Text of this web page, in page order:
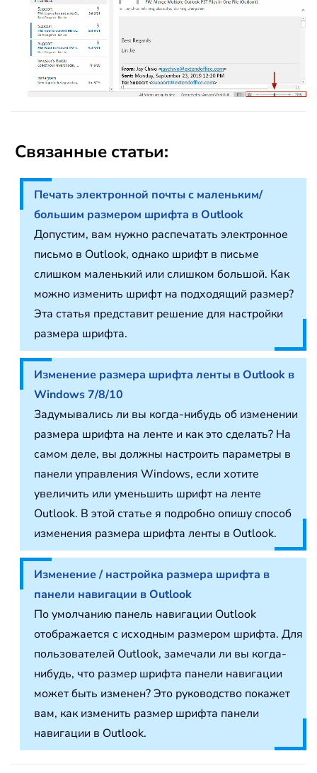
Связанные статьи:
Печать электронной почты с маленьким/
большим размером шрифта в Outlook
Допустим, вам нужно распечатать электронное
письмо в Outlook, однако шрифт в письме
слишком маленький или слишком большой. Как
можно изменить шрифт на подходящий размер?
Эта статья представит решение для настройки
размера шрифта.
Изменение размера шрифта ленты в Outlook в
Windows 7/8/10
Задумывались ли вы когда-нибудь об изменении
размера шрифта на ленте и как это сделать? На
самом деле, вы должны настроить параметры в
панели управления Windows, если хотите
увеличить или уменьшить шрифт на ленте
Outlook. В этой статье я подробно опишу способ
изменения размера шрифта ленты в Outlook.
Изменение / настройка размера шрифта в
панели навигации в Outlook
По умолчанию панель навигации Outlook
отображается с исходным размером шрифта. Для
пользователей Outlook, замечали ли вы когда-
нибудь, что размер шрифта панели навигации
может быть изменен? Это руководство покажет
вам, как изменить размер шрифта панели
навигации в Outlook.